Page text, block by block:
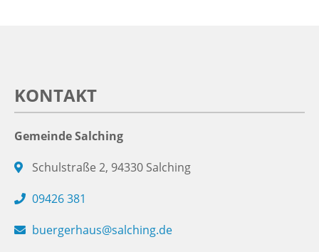
KONTAKT
Gemeinde Salching
Schulstraße 2, 94330 Salching
09426 381
buergerhaus@salching.de